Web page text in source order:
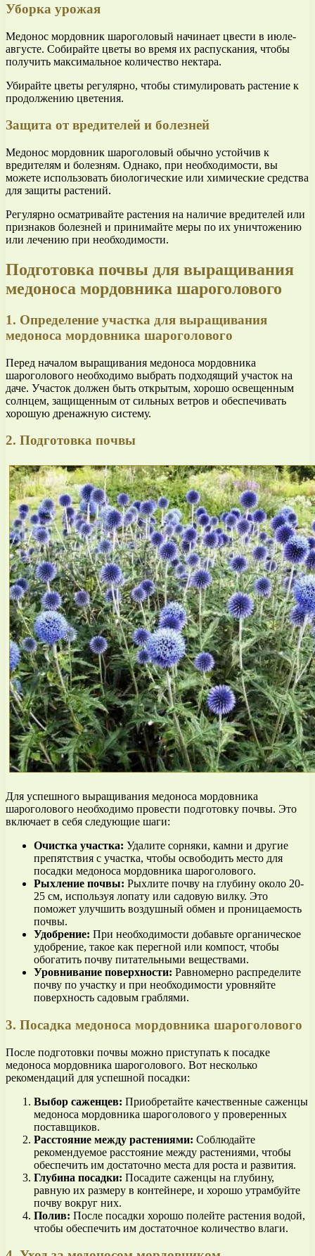
Уборка урожая
Медонос мордовник шароголовый начинает цвести в июле-
августе. Собирайте цветы во время их распускания, чтобы
получить максимальное количество нектара.
Убирайте цветы регулярно, чтобы стимулировать растение к
продолжению цветения.
Защита от вредителей и болезней
Медонос мордовник шароголовый обычно устойчив к
вредителям и болезням. Однако, при необходимости, вы
можете использовать биологические или химические средства
для защиты растений.
Регулярно осматривайте растения на наличие вредителей или
признаков болезней и принимайте меры по их уничтожению
или лечению при необходимости.
Подготовка почвы для выращивания
медоноса мордовника шароголового
1. Определение участка для выращивания
медоноса мордовника шароголового
Перед началом выращивания медоноса мордовника
шароголового необходимо выбрать подходящий участок на
даче. Участок должен быть открытым, хорошо освещенным
солнцем, защищенным от сильных ветров и обеспечивать
хорошую дренажную систему.
2. Подготовка почвы
Для успешного выращивания медоноса мордовника
шароголового необходимо провести подготовку почвы. Это
включает в себя следующие шаги:
Очистка участка: Удалите сорняки, камни и другие
препятствия с участка, чтобы освободить место для
посадки медоноса мордовника шароголового.
Рыхление почвы: Рыхлите почву на глубину около 20-
25 см, используя лопату или садовую вилку. Это
поможет улучшить воздушный обмен и проницаемость
почвы.
Удобрение: При необходимости добавьте органическое
удобрение, такое как перегной или компост, чтобы
обогатить почву питательными веществами.
Уровнивание поверхности: Равномерно распределите
почву по участку и при необходимости уровняйте
поверхность садовым граблями.
3. Посадка медоноса мордовника шароголового
После подготовки почвы можно приступать к посадке
медоноса мордовника шароголового. Вот несколько
рекомендаций для успешной посадки:
Выбор саженцев: Приобретайте качественные саженцы
медоноса мордовника шароголового у проверенных
поставщиков.
Расстояние между растениями: Соблюдайте
рекомендуемое расстояние между растениями, чтобы
обеспечить им достаточно места для роста и развития.
Глубина посадки: Посадите саженцы на глубину,
равную их размеру в контейнере, и хорошо утрамбуйте
почву вокруг них.
Полив: После посадки хорошо полейте растения водой,
чтобы обеспечить им достаточное количество влаги.